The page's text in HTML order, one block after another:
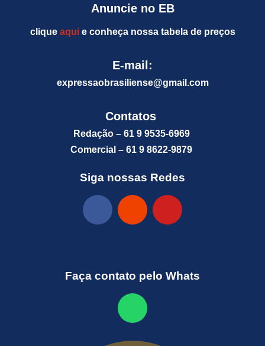
Anuncie no EB
clique aquie conheça nossa tabela de preços
E-mail:
expressaobrasiliense@gmail.com
Contatos
Redação – 61 9 9535-6969
Comercial – 61 9 8622-9879
Siga nossas Redes
Faça contato pelo Whats